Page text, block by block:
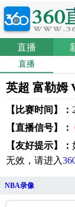
直播
直播
英超 富勒姆
【比赛时间】：
【直播信号】：
【友好提示】：
无效，请进入
NBA录像